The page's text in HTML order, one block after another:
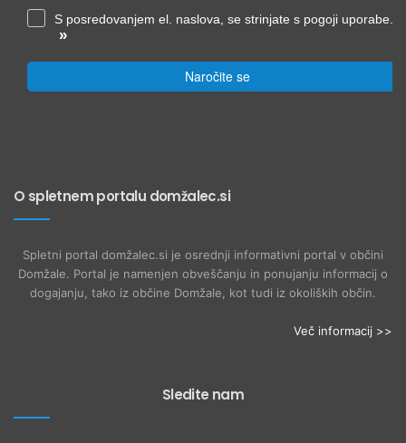
S posredovanjem el. naslova, se strinjate s pogoji uporabe.
»
Naročite se
O spletnem portalu domžalec.si
Spletni portal domžalec.si je osrednji informativni portal v občini
Domžale. Portal je namenjen obveščanju in ponujanju informacij o
dogajanju, tako iz občine Domžale, kot tudi iz okoliških občin.
Več informacij >>
Sledite nam